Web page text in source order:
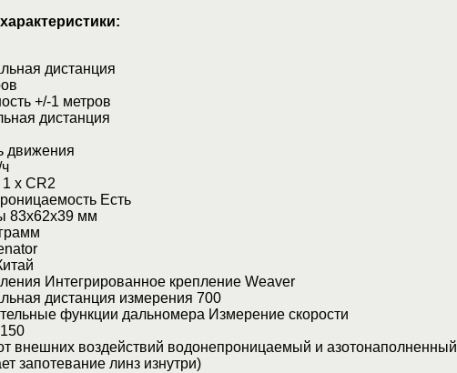
дистанция
+/-1 метров
дистанция
движения
х CR2
Есть
83х62х39 мм
Интегрированное крепление Weaver
дистанция измерения 700
функции дальномера Измерение скорости
внешних воздействий водонепроницаемый и азотонаполненный
запотевание линз изнутри)